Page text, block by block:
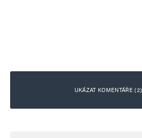
UKÁZAT KOMENTÁŘE (2)